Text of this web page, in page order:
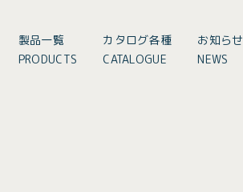
製品一覧
PRODUCTS
カタログ各種
CATALOGUE
お知らせ
NEWS